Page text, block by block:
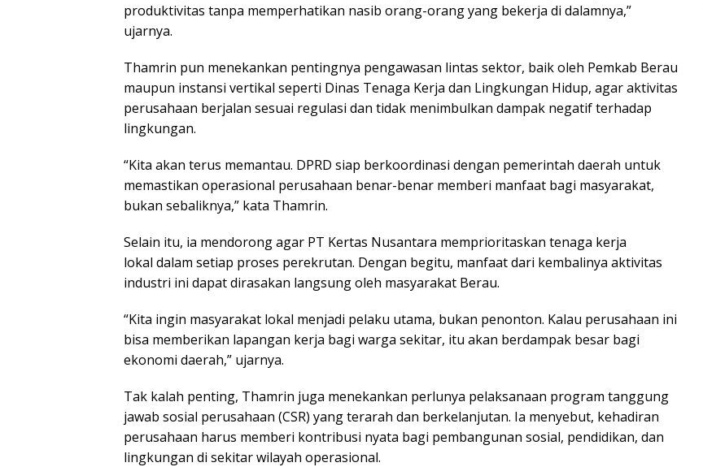
produktivitas tanpa memperhatikan nasib orang-orang yang bekerja di dalamnya,”
ujarnya.
Thamrin pun menekankan pentingnya pengawasan lintas sektor, baik oleh Pemkab Berau
maupun instansi vertikal seperti Dinas Tenaga Kerja dan Lingkungan Hidup, agar aktivitas
perusahaan berjalan sesuai regulasi dan tidak menimbulkan dampak negatif terhadap
lingkungan.
“Kita akan terus memantau. DPRD siap berkoordinasi dengan pemerintah daerah untuk
memastikan operasional perusahaan benar-benar memberi manfaat bagi masyarakat,
bukan sebaliknya,” kata Thamrin.
Selain itu, ia mendorong agar PT Kertas Nusantara memprioritaskan tenaga kerja
lokal dalam setiap proses perekrutan. Dengan begitu, manfaat dari kembalinya aktivitas
industri ini dapat dirasakan langsung oleh masyarakat Berau.
“Kita ingin masyarakat lokal menjadi pelaku utama, bukan penonton. Kalau perusahaan ini
bisa memberikan lapangan kerja bagi warga sekitar, itu akan berdampak besar bagi
ekonomi daerah,” ujarnya.
Tak kalah penting, Thamrin juga menekankan perlunya pelaksanaan program tanggung
jawab sosial perusahaan (CSR) yang terarah dan berkelanjutan. Ia menyebut, kehadiran
perusahaan harus memberi kontribusi nyata bagi pembangunan sosial, pendidikan, dan
lingkungan di sekitar wilayah operasional.